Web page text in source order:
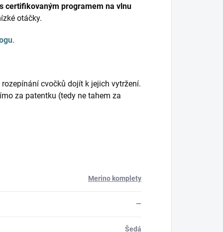
certifikovaným programem na vlnu
otáčky.
.
cvočků dojít k jejich vytržení.
za patentku (tedy ne tahem za
Merino komplety
—
Šedá